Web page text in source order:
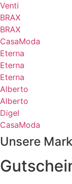
Venti
BRAX
BRAX
CasaModa
Eterna
Eterna
Eterna
Alberto
Alberto
Digel
CasaModa
Unsere